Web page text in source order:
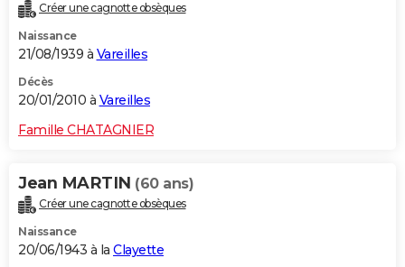
Créer une cagnotte obsèques
Naissance
21/08/1939 à Vareilles
Décès
20/01/2010 à Vareilles
Famille CHATAGNIER
Jean MARTIN (60 ans)
Créer une cagnotte obsèques
Naissance
20/06/1943 à la Clayette